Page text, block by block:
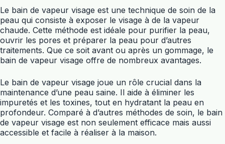
Le bain de vapeur visage est une technique de soin de la
peau qui consiste à exposer le visage à de la vapeur
chaude. Cette méthode est idéale pour purifier la peau,
ouvrir les pores et préparer la peau pour d’autres
traitements. Que ce soit avant ou après un gommage, le
bain de vapeur visage offre de nombreux avantages.
Le bain de vapeur visage joue un rôle crucial dans la
maintenance d’une peau saine. Il aide à éliminer les
impuretés et les toxines, tout en hydratant la peau en
profondeur. Comparé à d’autres méthodes de soin, le bain
de vapeur visage est non seulement efficace mais aussi
accessible et facile à réaliser à la maison.